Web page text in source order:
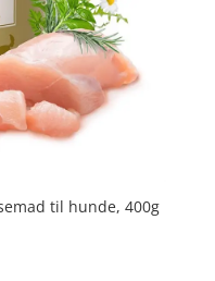
til hunde, 400g